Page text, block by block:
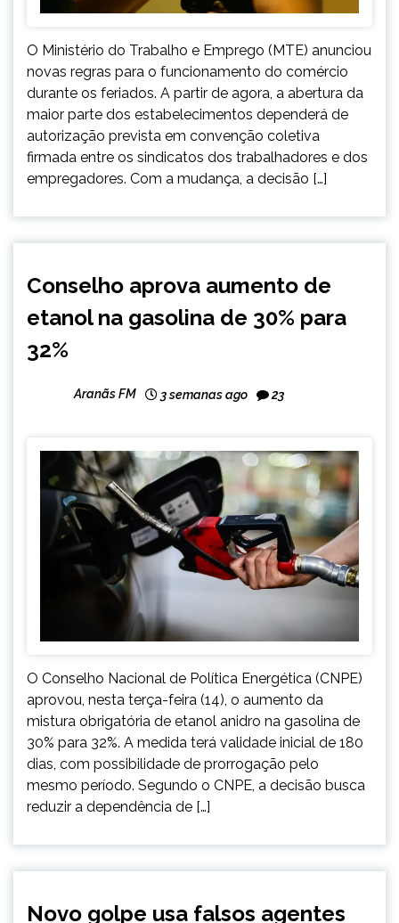
O Ministério do Trabalho e Emprego (MTE) anunciou
novas regras para o funcionamento do comércio
durante os feriados. A partir de agora, a abertura da
maior parte dos estabelecimentos dependerá de
autorização prevista em convenção coletiva
firmada entre os sindicatos dos trabalhadores e dos
empregadores. Com a mudança, a decisão […]
NOTÍCIAS
Conselho aprova aumento de
etanol na gasolina de 30% para
32%
Aranãs FM 3 semanas ago 23
O Conselho Nacional de Política Energética (CNPE)
aprovou, nesta terça-feira (14), o aumento da
mistura obrigatória de etanol anidro na gasolina de
30% para 32%. A medida terá validade inicial de 180
dias, com possibilidade de prorrogação pelo
mesmo período. Segundo o CNPE, a decisão busca
reduzir a dependência de […]
NOTÍCIAS
Novo golpe usa falsos agentes